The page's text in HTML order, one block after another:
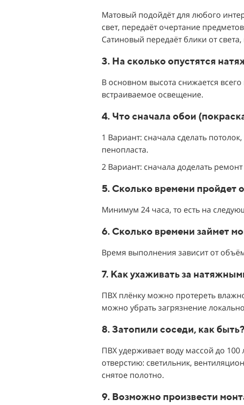
Матовый подойдёт для любого
свет, передаёт очертание
Сатиновый передаёт блики от
3. На сколько опустятся
В основном высота снижается
встраиваемое освещение.
4. Что сначала обои
1 Вариант: сначала сделать
пенопласта.
2 Вариант: сначала доделать
5. Сколько времени пройдет
Минимум 24 часа, то есть на
6. Сколько времени займет
Время выполнения зависит от
7. Как ухаживать за
ПВХ плёнку можно протереть
можно убрать загрязнение
8. Затопили соседи, как
ПВХ удерживает воду массой до
отверстию: светильник,
снятое полотно.
9. Возможно произвести